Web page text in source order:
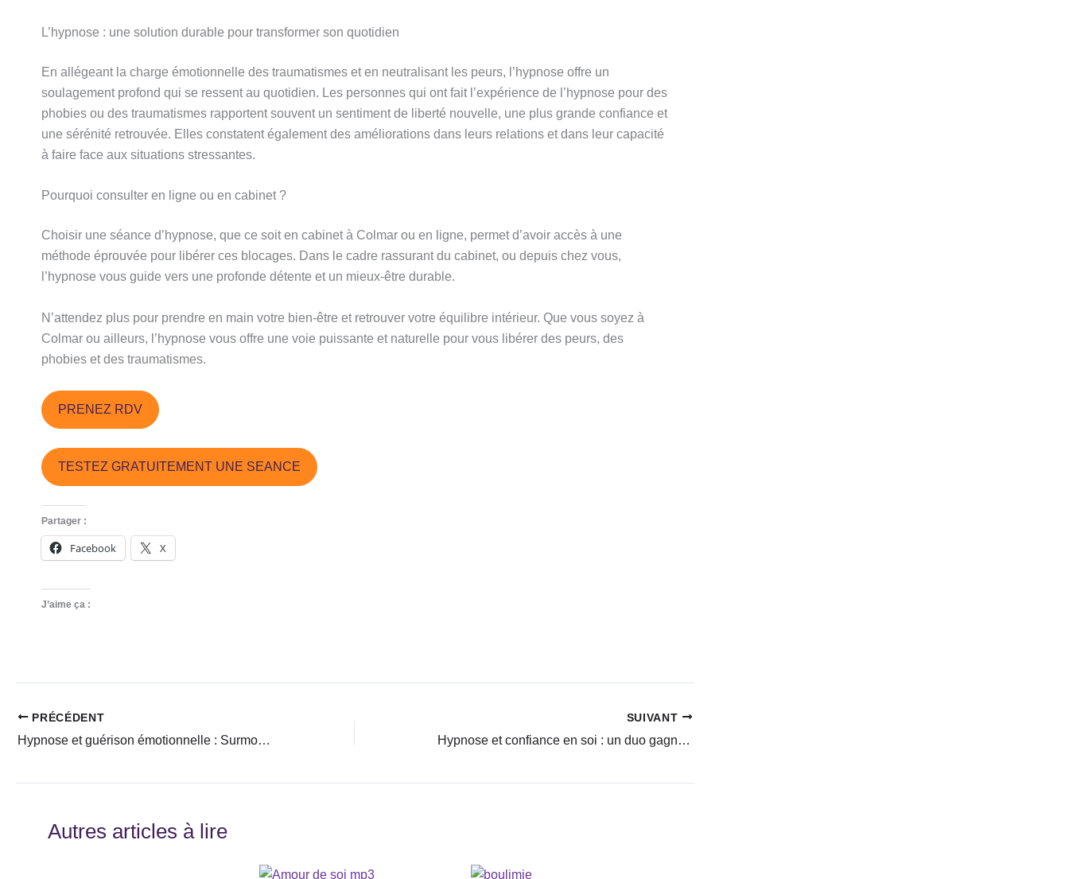
L’hypnose : une solution durable pour transformer son quotidien
En allégeant la charge émotionnelle des traumatismes et en neutralisant les peurs, l’hypnose offre un
soulagement profond qui se ressent au quotidien. Les personnes qui ont fait l’expérience de l’hypnose pour des
phobies ou des traumatismes rapportent souvent un sentiment de liberté nouvelle, une plus grande confiance et
une sérénité retrouvée. Elles constatent également des améliorations dans leurs relations et dans leur capacité
à faire face aux situations stressantes.
Pourquoi consulter en ligne ou en cabinet ?
Choisir une séance d’hypnose, que ce soit en cabinet à Colmar ou en ligne, permet d’avoir accès à une
méthode éprouvée pour libérer ces blocages. Dans le cadre rassurant du cabinet, ou depuis chez vous,
l’hypnose vous guide vers une profonde détente et un mieux-être durable.
N’attendez plus pour prendre en main votre bien-être et retrouver votre équilibre intérieur. Que vous soyez à
Colmar ou ailleurs, l’hypnose vous offre une voie puissante et naturelle pour vous libérer des peurs, des
phobies et des traumatismes.
PRENEZ RDV
TESTEZ GRATUITEMENT UNE SEANCE
Partager :
Facebook X
J’aime ça :
PRÉCÉDENT
Hypnose et guérison émotionnelle : Surmonter les blessures du passé grâce à l’hypnose
SUIVANT
Hypnose et confiance en soi : un duo gagnant pour oser être soi-même
Autres articles à lire